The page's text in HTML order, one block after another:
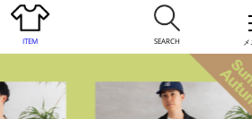
SEARCH
ITEM